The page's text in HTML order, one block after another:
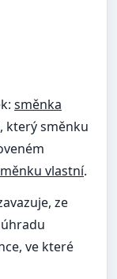
směnka
který směnku
vlastní.
ze
ve které